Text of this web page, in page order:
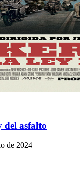
del asfalto
de 2024